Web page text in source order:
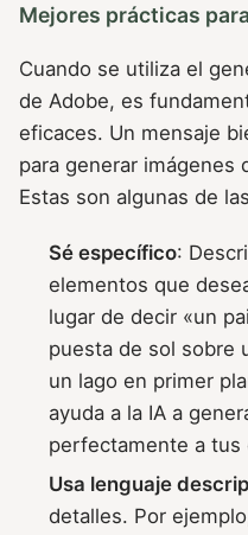
Mejores prácticas
Cuando se utiliza el
de Adobe, es
eficaces. Un mensaje
para generar imágenes
Estas son algunas de
Sé específico:
elementos que
lugar de decir «un
puesta de sol sobre
un lago en primer
ayuda a la IA a
perfectamente a tus
Usa lenguaje
detalles. Por